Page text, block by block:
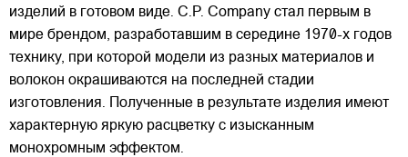
изделий в готовом виде. C.P. Company стал первым в
мире брендом, разработавшим в середине 1970-х годов
технику, при которой модели из разных материалов и
волокон окрашиваются на последней стадии
изготовления. Полученные в результате изделия имеют
характерную яркую расцветку с изысканным
монохромным эффектом.